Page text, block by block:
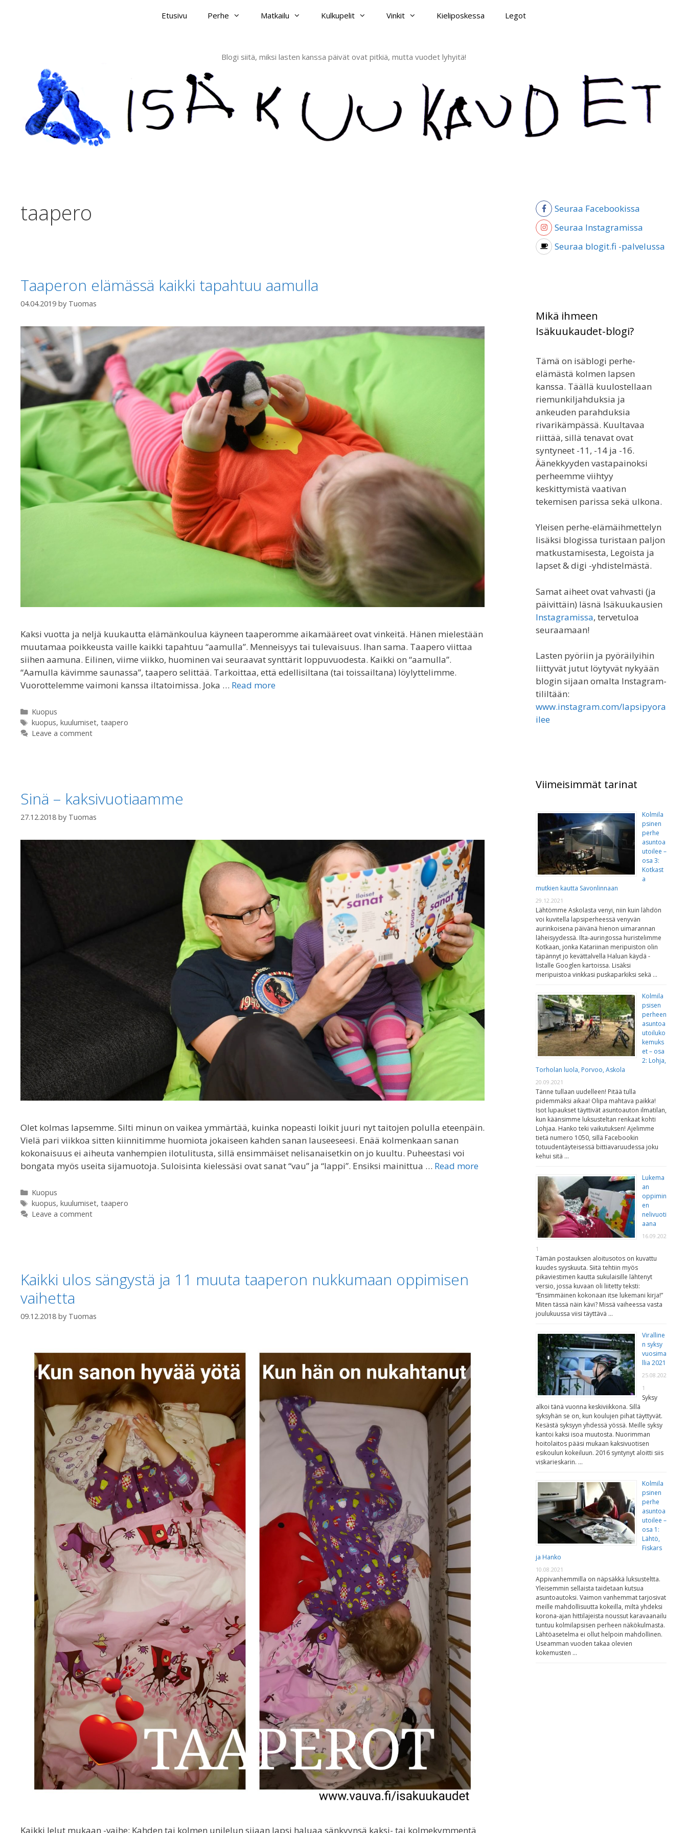
Etusivu Perhe Matkailu Kulkupelit Vinkit Kieliposkessa Legot
Blogi siitä, miksi lasten kanssa päivät ovat pitkiä, mutta vuodet lyhyitä!
taapero
Taaperon elämässä kaikki tapahtuu aamulla
04.04.2019 by Tuomas
Kaksi vuotta ja neljä kuukautta elämänkoulua käyneen taaperomme aikamääreet ovat vinkeitä. Hänen mielestään
muutamaa poikkeusta vaille kaikki tapahtuu “aamulla”. Menneisyys tai tulevaisuus. Ihan sama. Taapero viittaa
siihen aamuna. Eilinen, viime viikko, huominen vai seuraavat synttärit loppuvuodesta. Kaikki on “aamulla”.
“Aamulla kävimme saunassa”, taapero selittää. Tarkoittaa, että edellisiltana (tai toissailtana) löylyttelimme.
Vuorottelemme vaimoni kanssa iltatoimissa. Joka … Read more
Categories
Kuopus
Tags
kuopus, kuulumiset, taapero
Leave a comment
Sinä – kaksivuotiaamme
27.12.2018 by Tuomas
Olet kolmas lapsemme. Silti minun on vaikea ymmärtää, kuinka nopeasti loikit juuri nyt taitojen polulla eteenpäin.
Vielä pari viikkoa sitten kiinnitimme huomiota jokaiseen kahden sanan lauseeseesi. Enää kolmenkaan sanan
kokonaisuus ei aiheuta vanhempien ilotulitusta, sillä ensimmäiset nelisanaisetkin on jo kuultu. Puheestasi voi
bongata myös useita sijamuotoja. Suloisinta kielessäsi ovat sanat “vau” ja “lappi”. Ensiksi mainittua … Read more
Categories
Kuopus
Tags
kuopus, kuulumiset, taapero
Leave a comment
Kaikki ulos sängystä ja 11 muuta taaperon nukkumaan oppimisen
vaihetta
09.12.2018 by Tuomas
Kaikki lelut mukaan -vaihe: Kahden tai kolmen unilelun sijaan lapsi haluaa sänkyynsä kaksi- tai kolmekymmentä
Seuraa Facebookissa
Seuraa Instagramissa
Seuraa blogit.fi -palvelussa
Mikä ihmeen
Isäkuukaudet-blogi?
Tämä on isäblogi perhe-
elämästä kolmen lapsen
kanssa. Täällä kuulostellaan
riemunkiljahduksia ja
ankeuden parahduksia
rivarikämpässä. Kuultavaa
riittää, sillä tenavat ovat
syntyneet -11, -14 ja -16.
Äänekkyyden vastapainoksi
perheemme viihtyy
keskittymistä vaativan
tekemisen parissa sekä ulkona.
Yleisen perhe-elämäihmettelyn
lisäksi blogissa turistaan paljon
matkustamisesta, Legoista ja
lapset & digi -yhdistelmästä.
Samat aiheet ovat vahvasti (ja
päivittäin) läsnä Isäkuukausien
Instagramissa, tervetuloa
seuraamaan!
Lasten pyöriin ja pyöräilyihin
liittyvät jutut löytyvät nykyään
blogin sijaan omalta Instagram-
tililtään:
www.instagram.com/lapsipyora
ilee
Viimeisimmät tarinat
Kolmila
psinen
perhe
asuntoa
utoilee –
osa 3:
Kotkast
a
mutkien kautta Savonlinnaan
29.12.2021
Lähtömme Askolasta venyi, niin kuin lähdön
voi kuvitella lapsiperheessä venyvän
aurinkoisena päivänä hienon uimarannan
läheisyydessä. Ilta-auringossa huristelimme
Kotkaan, jonka Katariinan meripuiston olin
täpännyt jo kevättalvella Haluan käydä -
listalle Googlen kartoissa. Lisäksi
meripuistoa vinkkasi puskaparkiksi sekä …
Kolmila
psisen
perheen
asuntoa
utoiluko
kemuks
et – osa
2: Lohja,
Torholan luola, Porvoo, Askola
20.09.2021
Tänne tullaan uudelleen! Pitää tulla
pidemmäksi aikaa! Olipa mahtava paikka!
Isot lupaukset täyttivät asuntoauton ilmatilan,
kun käänsimme luksusteltan renkaat kohti
Lohjaa. Hanko teki vaikutuksen! Ajelimme
tietä numero 1050, sillä Facebookin
totuudentäyteisessä bittiavaruudessa joku
kehui sitä …
Lukema
an
oppimin
en
nelivuoti
aana
16.09.202
1
Tämän postauksen aloitusotos on kuvattu
kuudes syyskuuta. Siitä tehtiin myös
pikaviestimen kautta sukulaisille lähtenyt
versio, jossa kuvaan oli liitetty teksti:
“Ensimmäinen kokonaan itse lukemani kirja!”
Miten tässä näin kävi? Missä vaiheessa vasta
joulukuussa viisi täyttävä …
Viralline
n syksy
vuosima
llia 2021
25.08.202
1
Syksy
alkoi tänä vuonna keskiviikkona. Sillä
syksyhän se on, kun koulujen pihat täyttyvät.
Kesästä syksyyn yhdessä yössä. Meille syksy
kantoi kaksi isoa muutosta. Nuorimman
hoitolaitos pääsi mukaan kaksivuotisen
esikoulun kokeiluun. 2016 syntynyt aloitti siis
viskarieskarin. …
Kolmila
psinen
perhe
asuntoa
utoilee –
osa 1:
Lähtö,
Fiskars
ja Hanko
10.08.2021
Appivanhemmilla on näpsäkkä luksusteltta.
Yleisemmin sellaista taidetaan kutsua
asuntoautoksi. Vaimon vanhemmat tarjosivat
meille mahdollisuutta kokeilla, miltä yhdeksi
korona-ajan hittilajeista noussut karavaanailu
tuntuu kolmilapsisen perheen näkökulmasta.
Lähtöasetelma ei ollut helpoin mahdollinen.
Useamman vuoden takaa olevien
kokemusten …